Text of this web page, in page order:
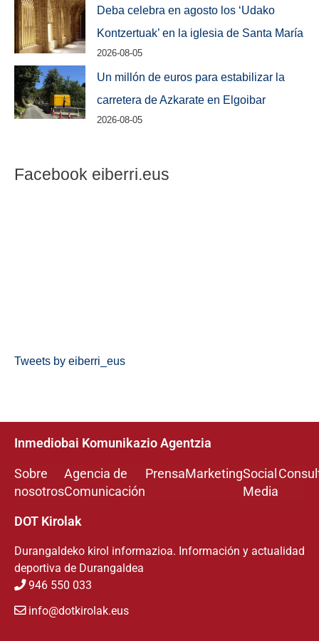
Deba celebra en agosto los ‘Udako
Kontzertuak’ en la iglesia de Santa María
2026-08-05
Un millón de euros para estabilizar la
carretera de Azkarate en Elgoibar
2026-08-05
Facebook eiberri.eus
Tweets by eiberri_eus
Inmediobai Komunikazio Agentzia
Sobre
nosotros
Agencia de
Comunicación
PrensaMarketingSocial
Media
DOT Kirolak
Durangaldeko kirol informazioa. Información y actualidad
deportiva de Durangaldea
946 550 033
info@dotkirolak.eus